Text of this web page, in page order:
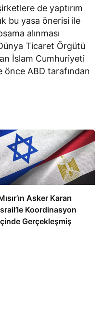
de yaptırım
bu yasa önerisi ile
alınması
Ticaret Örgütü
İslam Cumhuriyeti
önce ABD tarafından
Asker Kararı
Koordinasyon
Gerçekleşmiş